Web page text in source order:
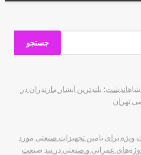
جستجو
بلندترین آبشار مازندران در
تهران
برای تامین تجهیزات صنعتی مورد
عمرانی و صنعتی در نید صنعت